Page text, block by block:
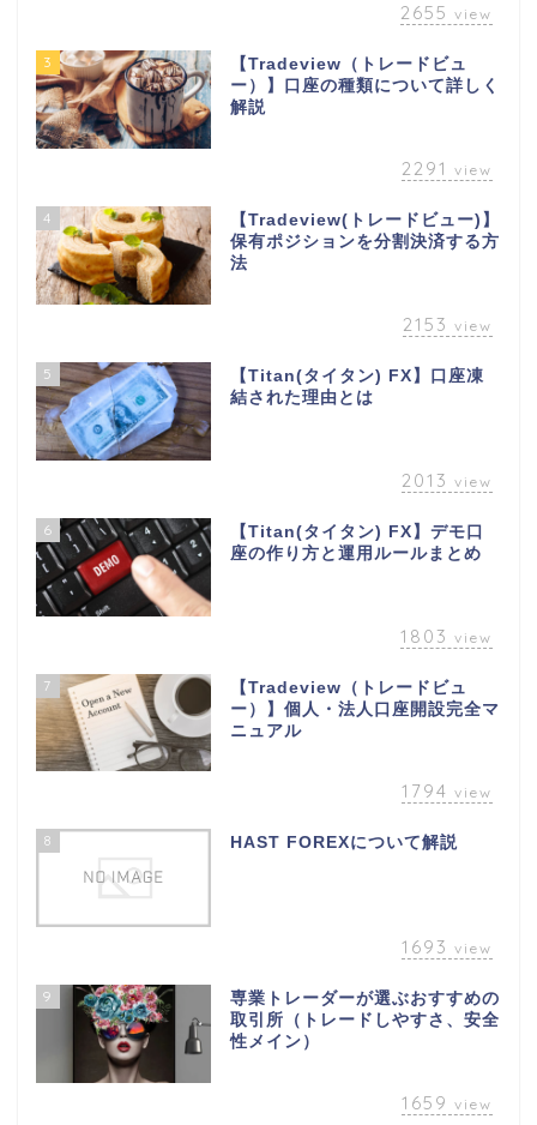
2655 view
3
【Tradeview（トレードビュ
ー）】口座の種類について詳しく
解説
2291 view
4
【Tradeview(トレードビュー)】
保有ポジションを分割決済する方
法
2153 view
5
【Titan(タイタン) FX】口座凍
結された理由とは
2013 view
6
【Titan(タイタン) FX】デモ口
座の作り方と運用ルールまとめ
1803 view
7
【Tradeview（トレードビュ
ー）】個人・法人口座開設完全マ
ニュアル
1794 view
8 HAST FOREXについて解説
1693 view
9
専業トレーダーが選ぶおすすめの
取引所（トレードしやすさ、安全
性メイン）
1659 view